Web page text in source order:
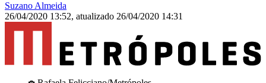
Suzano Almeida
26/04/2020 13:52, atualizado 26/04/2020 14:31